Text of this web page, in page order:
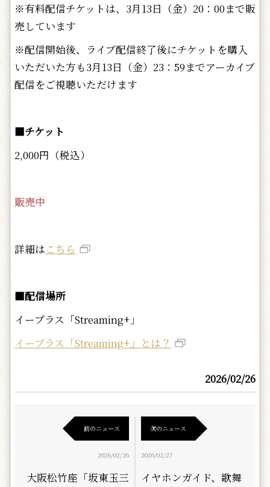
※有料配信チケットは、3月13日（金）20：00まで販
売しています
※配信開始後、ライブ配信終了後にチケットを購入
いただいた方も3月13日（金）23：59までアーカイブ
配信をご視聴いただけます
■チケット
2,000円（税込）
販売中
詳細はこちら
■配信場所
イープラス「Streaming+」
イープラス「Streaming+」とは？
2026/02/26
前のニュース
2026/02/26
大阪松竹座「坂東玉三
次のニュース
2026/02/27
イヤホンガイド、歌舞